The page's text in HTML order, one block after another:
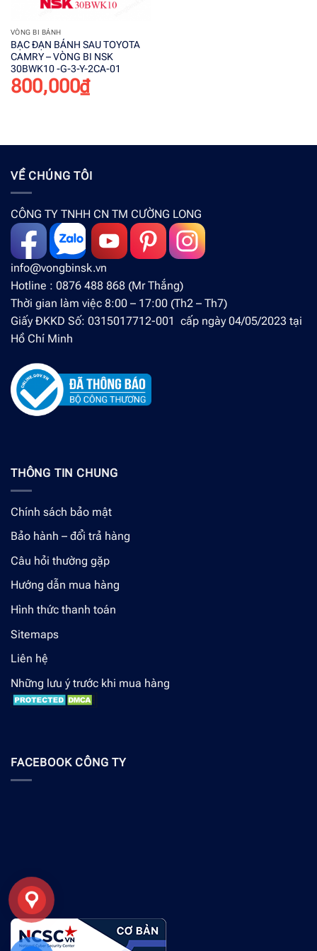
VÒNG BI BÁNH
BẠC ĐẠN BÁNH SAU TOYOTA
CAMRY – VÒNG BI NSK
30BWK10 -G-3-Y-2CA-01
800,000₫
VỀ CHÚNG TÔI
CÔNG TY TNHH CN TM CƯỜNG LONG
info@vongbinsk.vn
Hotline : 0876 488 868 (Mr Thắng)
Thời gian làm việc 8:00 – 17:00 (Th2 – Th7)
Giấy ĐKKD Số: 0315017712-001 cấp ngày 04/05/2023 tại
Hồ Chí Minh
THÔNG TIN CHUNG
Chính sách bảo mật
Bảo hành – đổi trả hàng
Câu hỏi thường gặp
Hướng dẫn mua hàng
Hình thức thanh toán
Sitemaps
Liên hệ
Những lưu ý trước khi mua hàng
FACEBOOK CÔNG TY